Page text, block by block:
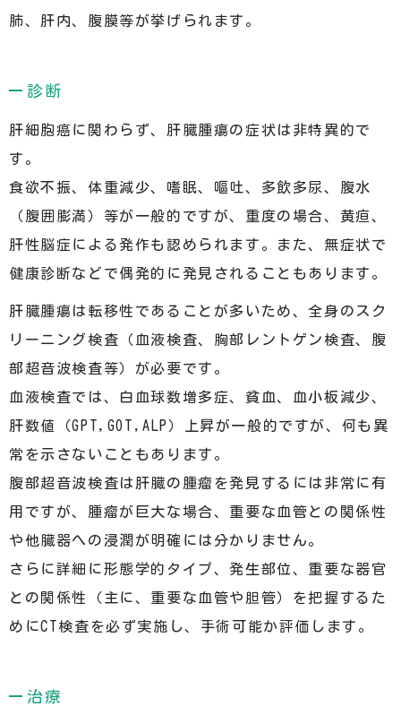
肺、肝内、腹膜等が挙げられます。
診断
肝細胞癌に関わらず、肝臓腫瘍の症状は非特異的で
す。
食欲不振、体重減少、嗜眠、嘔吐、多飲多尿、腹水
（腹囲膨満）等が一般的ですが、重度の場合、黄疸、
肝性脳症による発作も認められます。また、無症状で
健康診断などで偶発的に発見されることもあります。
肝臓腫瘍は転移性であることが多いため、全身のスク
リーニング検査（血液検査、胸部レントゲン検査、腹
部超音波検査等）が必要です。
血液検査では、白血球数増多症、貧血、血小板減少、
肝数値（GPT,GOT,ALP）上昇が一般的ですが、何も異
常を示さないこともあります。
腹部超音波検査は肝臓の腫瘤を発見するには非常に有
用ですが、腫瘤が巨大な場合、重要な血管との関係性
や他臓器への浸潤が明確には分かりません。
さらに詳細に形態学的タイプ、発生部位、重要な器官
との関係性（主に、重要な血管や胆管）を把握するた
めにCT検査を必ず実施し、手術可能か評価します。
治療